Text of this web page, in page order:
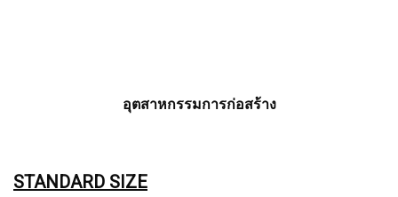
อุตสาหกรรมการก่อสร้าง
STANDARD SIZE